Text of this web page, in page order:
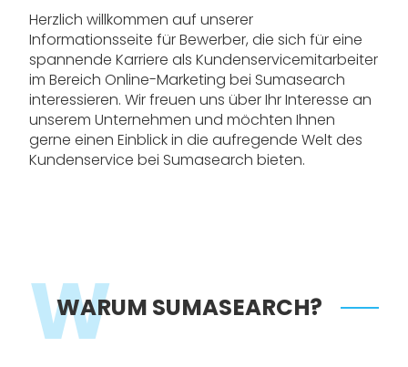
Herzlich willkommen auf unserer
Informationsseite für Bewerber, die sich für eine
spannende Karriere als Kundenservicemitarbeiter
im Bereich Online-Marketing bei Sumasearch
interessieren. Wir freuen uns über Ihr Interesse an
unserem Unternehmen und möchten Ihnen
gerne einen Einblick in die aufregende Welt des
Kundenservice bei Sumasearch bieten.
W
WARUM SUMASEARCH?